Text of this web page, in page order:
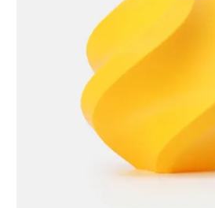
在庫処分セール
ダウンロード
ショールーム
オフィシャルサ
法人窓口
カートを見る